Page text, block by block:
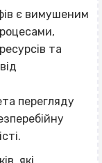
є вимушеним
та
перегляду
які